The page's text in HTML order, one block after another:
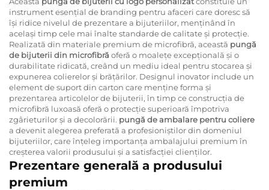
instrument esențial de branding pentru afaceri care doresc să
își ridice nivelul de prezentare a bijuteriilor, menținând în
același timp cele mai înalte standarde de calitate și protecție.
Realizată din materiale premium de microfibră, această pungă
de bijuterii din microfibră oferă o moalețe excepțională și o
durabilitate ridicată, creând un mediu ideal pentru stocarea și
expunerea colierelor și brățărilor. Designul inovator include un
element de suport din carton care menține forma și
prezentarea articolelor de bijuterii, în timp ce construcția de
microfibră luxoasă oferă o protecție superioară împotriva
zgârieturilor și a decolorării. pungă de ambalare pentru coliere
a devenit alegerea preferată a profesioniștilor din domeniul
bijuteriilor, care înțeleg importanța ambalajului premium în
creșterea valorii produsului și a satisfacției clienților.
Prezentare generală a produsului
premium